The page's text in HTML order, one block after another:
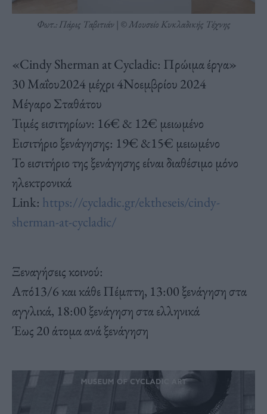
Φωτ.: Πάρις Ταβιτιάν | © Μουσείο Κυκλαδικής Τέχνης
«Cindy Sherman at Cycladic: Πρώιμα έργα»
30 Μαΐου2024 μέχρι 4Νοεμβρίου 2024
Μέγαρο Σταθάτου
Τιμές εισιτηρίων: 16€ & 12€ μειωμένο
Εισιτήριο ξενάγησης: 19€ &15€ μειωμένο
Το εισιτήριο της ξενάγησης είναι διαθέσιμο μόνο
ηλεκτρονικά
Link: https://cycladic.gr/ektheseis/cindy-
sherman-at-cycladic/
Ξεναγήσεις κοινού:
Aπό13/6 και κάθε Πέμπτη, 13:00 ξενάγηση στα
αγγλικά, 18:00 ξενάγηση στα ελληνικά
Έως 20 άτομα ανά ξενάγηση